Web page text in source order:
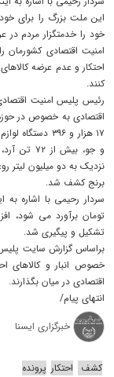
این ملت بزرگ را برای
خود را خدمتگزار مردم
امنیت اقتصادی کشورمان
احتکار و عدم عرضه
کنند.
رئیس پلیس امنیت
اقتصادی به خصوص در حوزه
برنج کشف شد.
تشکیل و پیگیری شد.
براساس گزارش سایت
اقتصادی در میان بگذارند.
انتهای پیام/
خبرگزاری ایسنا
کشف احتکار پرونده